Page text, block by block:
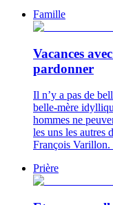
Famille
Vacances
pardonner
Il n’y a pas de
belle-mère
hommes ne
les uns les autres
François Varillon.
Prière